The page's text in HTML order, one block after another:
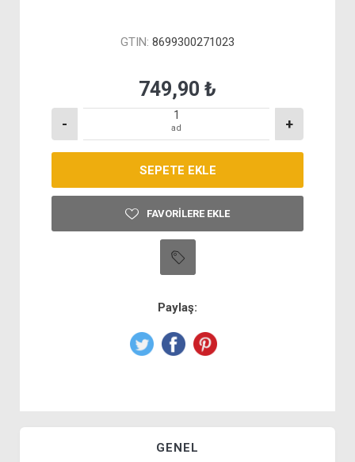
GTIN: 8699300271023
749,90 ₺
- ad +
FAVORILERE EKLE
Paylaş:
GENEL